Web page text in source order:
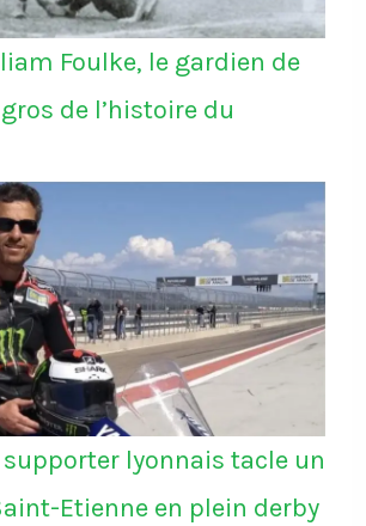
Foulke, le gardien de
de l’histoire du
supporter lyonnais tacle un
Etienne en plein derby